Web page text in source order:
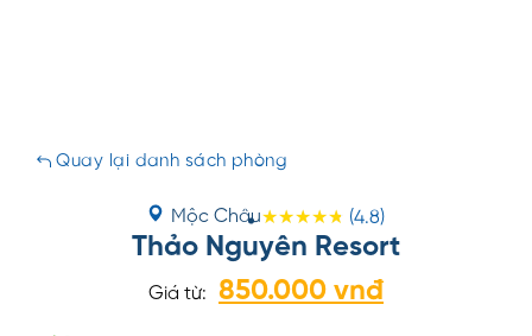
Quay lại danh sách phòng
Mộc Châu (4.8)
Thảo Nguyên Resort
Giá từ: 850.000 vnđ